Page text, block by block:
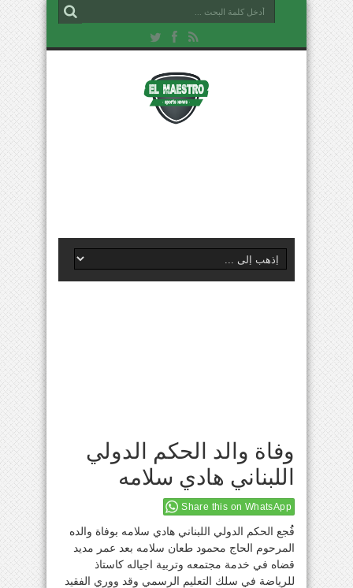
وفاة والد الحكم الدولي
اللبناني هادي سلامه
Share this on WhatsApp
فُُجع الحكم الدولي اللبناني هادي سلامه بوفاة والده
المرحوم الحاج محمود طعان سلامه بعد عمر مديد
قضاه في خدمة مجتمعه وتربية اجياله كاستاذ
للرياضة في سلك التعليم الرسمي وقد ووري الفقيد